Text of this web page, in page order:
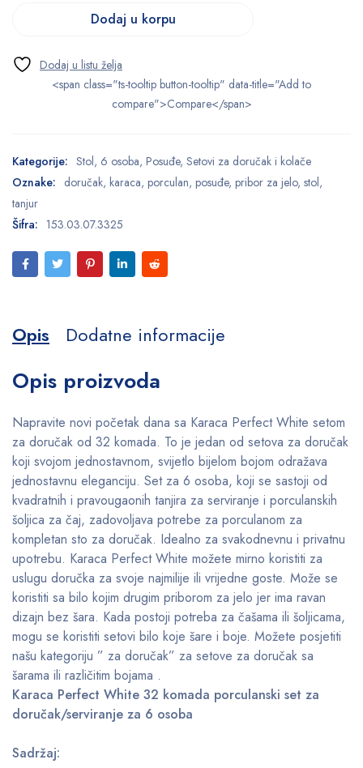
Dodaj u korpu
<span class="ts-tooltip button-tooltip" data-title="Add to
compare">Compare</span>
Kategorije: Stol, 6 osoba, Posuđe, Setovi za doručak i kolače
Oznake: doručak, karaca, porculan, posuđe, pribor za jelo, stol,
tanjur
Šifra: 153.03.07.3325
Opis Dodatne informacije
Opis proizvoda
Napravite novi početak dana sa Karaca Perfect White setom
za doručak od 32 komada. To je jedan od setova za doručak
koji svojom jednostavnom, svijetlo bijelom bojom odražava
jednostavnu eleganciju. Set za 6 osoba, koji se sastoji od
kvadratnih i pravougaonih tanjira za serviranje i porculanskih
šoljica za čaj, zadovoljava potrebe za porculanom za
kompletan sto za doručak. Idealno za svakodnevnu i privatnu
upotrebu. Karaca Perfect White možete mirno koristiti za
uslugu doručka za svoje najmilije ili vrijedne goste. Može se
koristiti sa bilo kojim drugim priborom za jelo jer ima ravan
dizajn bez šara. Kada postoji potreba za čašama ili šoljicama,
mogu se koristiti setovi bilo koje šare i boje. Možete posjetiti
našu kategoriju ” za doručak” za setove za doručak sa
šarama ili različitim bojama .
Karaca Perfect White 32 komada porculanski set za
doručak/serviranje za 6 osoba
Sadržaj: